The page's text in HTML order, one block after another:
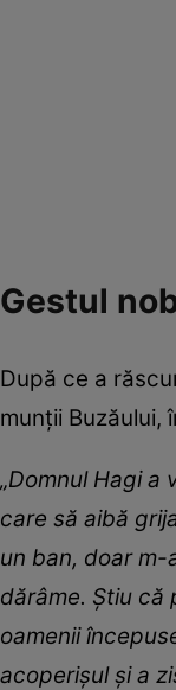
Gestul
După ce a
munții
„Domnul Hagi a
care să aibă
un ban, doar
dărâme. Știu că
oamenii
acoperișul și a